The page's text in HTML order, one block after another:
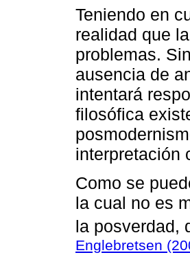
Teniendo en
realidad que
problemas.
ausencia de
intentará
filosófica
interpretación
Como se
la cual no es
la posverdad,
Englebretsen